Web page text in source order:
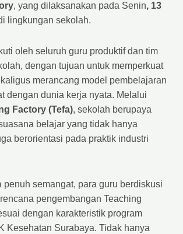
, yang dilaksanakan pada Senin, 13
lingkungan sekolah.
oleh seluruh guru produktif dan tim
dengan tujuan untuk memperkuat
merancang model pembelajaran
dengan dunia kerja nyata. Melalui
Factory (Tefa), sekolah berupaya
belajar yang tidak hanya
berorientasi pada praktik industri
penuh semangat, para guru berdiskusi
pengembangan Teaching
dengan karakteristik program
Kesehatan Surabaya. Tidak hanya